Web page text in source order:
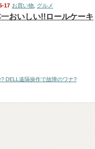
17 お買い物 グルメ
一おいしい!!ロールケーキ
DELL遠隔操作で故障のワナ?